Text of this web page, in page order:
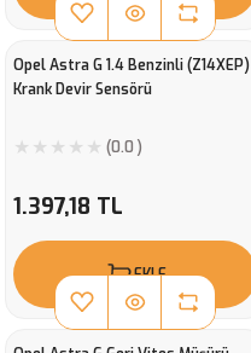
Opel Astra G 1.4 Benzinli (Z14XEP)
Krank Devir Sensörü
(0.0 )
1.397,18 TL
EKLE